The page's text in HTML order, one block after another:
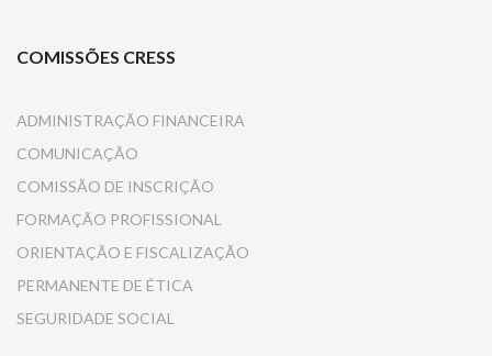
COMISSÕES CRESS
ADMINISTRAÇÃO FINANCEIRA
COMUNICAÇÃO
COMISSÃO DE INSCRIÇÃO
FORMAÇÃO PROFISSIONAL
ORIENTAÇÃO E FISCALIZAÇÃO
PERMANENTE DE ÉTICA
SEGURIDADE SOCIAL